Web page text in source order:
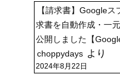
【請求書】Google
求書を自動作成・一
公開しました【
choppydays より
2024年8月22日